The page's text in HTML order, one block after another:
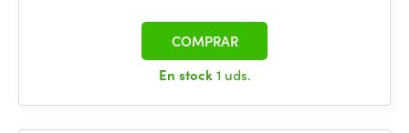
En stock1 uds.
COMPRAR